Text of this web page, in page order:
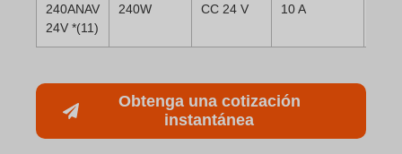
240ANAV
24V *(11)
240W CC 24 V 10 A
Obtenga una cotización
instantánea